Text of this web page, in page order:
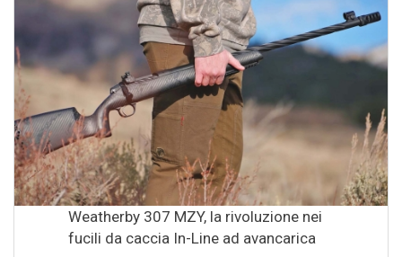
Weatherby 307 MZY, la rivoluzione nei
fucili da caccia In-Line ad avancarica